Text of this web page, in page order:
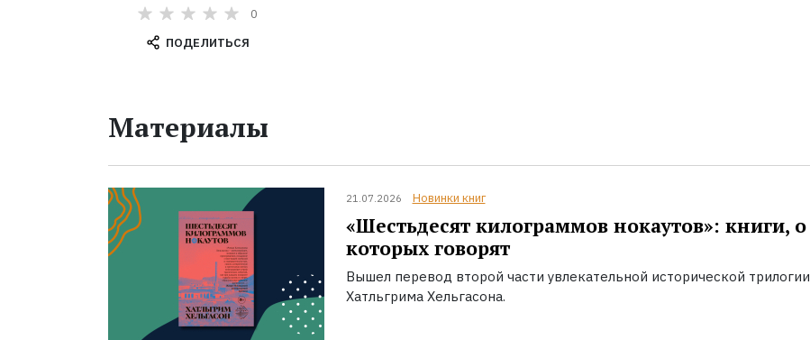
0
ПОДЕЛИТЬСЯ
Материалы
21.07.2026 Новинки книг
«Шестьдесят килограммов нокаутов»: книги, о
которых говорят
Вышел перевод второй части увлекательной исторической трилогии
Хатльгрима Хельгасона.